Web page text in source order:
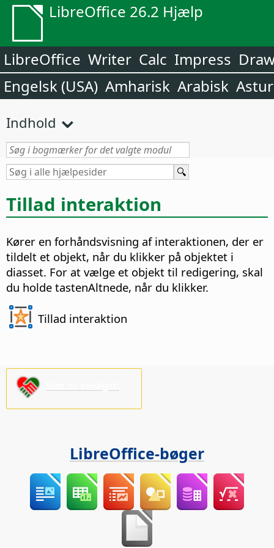
LibreOffice 26.2 Hjælp
LibreOffice Writer Calc Impress
Engelsk (USA) Amharisk Arabisk
Indhold
Tillad interaktion
Kører en forhåndsvisning af interaktionen, der er
tildelt et objekt, når du klikker på objektet i
diasset. For at vælge et objekt til redigering, skal
du holde tastenAltnede, når du klikker.
Tillad interaktion
LibreOffice-bøger